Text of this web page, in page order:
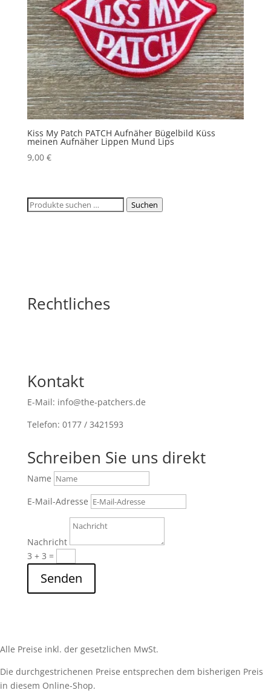
Kiss My Patch PATCH Aufnäher Bügelbild Küss
meinen Aufnäher Lippen Mund Lips
9,00 €
Suchen
Suchen
Rechtliches
Kontakt
E-Mail: info@the-patchers.de
Telefon: 0177 / 3421593
Schreiben Sie uns direkt
Name
E-Mail-Adresse
Nachricht
3 + 3 =
Senden
Alle Preise inkl. der gesetzlichen MwSt.
Die durchgestrichenen Preise entsprechen dem bisherigen Preis
in diesem Online-Shop.